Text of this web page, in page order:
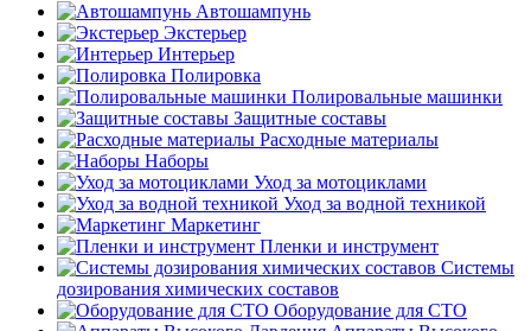
Автошампунь
Экстерьер
Интерьер
Полировка
Полировальные машинки
Защитные составы
Расходные материалы
Наборы
Уход за мотоциклами
Уход за водной техникой
Маркетинг
Пленки и инструмент
Системы
дозирования химических составов
Оборудование для СТО